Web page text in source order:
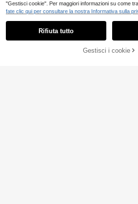
AGGIUNGI AL
"Gestisci cookie". Per maggiori informazioni su come
fate clic qui per consultare la nostra Informativa sulla
Rifiuta tutto
Gestisci i cookie